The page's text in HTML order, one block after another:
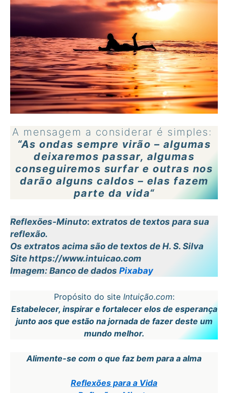
A mensagem a considerar é simples:
“As ondas sempre virão – algumas
deixaremos passar, algumas
conseguiremos surfar e outras nos
darão alguns caldos – elas fazem
parte da vida“
Reflexões-Minuto: extratos de textos para sua
reflexão.
Os extratos acima são de textos de H. S. Silva
Site https://www.intuicao.com
Imagem: Banco de dados Pixabay
Propósito do site Intuição.com:
Estabelecer, inspirar e fortalecer elos de esperança
junto aos que estão na jornada de fazer deste um
mundo melhor.
Alimente-se com o que faz bem para a alma
Reflexões para a Vida